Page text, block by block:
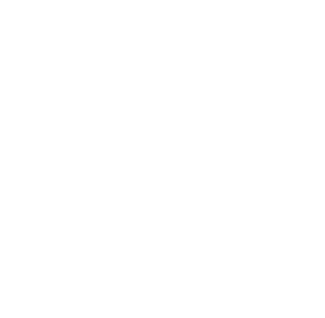
zálohu a za poplatek)
shuttle busem, 1 lehátko, 1 křeslo a 1 slunečník/pokoj